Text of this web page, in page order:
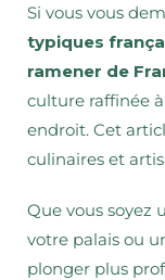
Si vous vous
typiques
ramener de
culture raffinée
endroit. Cet
culinaires et
Que vous soyez
votre palais ou
plonger plus